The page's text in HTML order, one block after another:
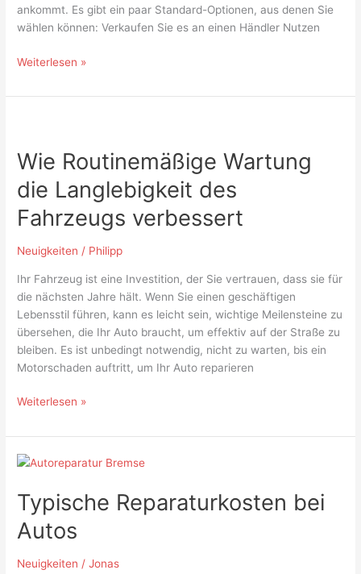
ankommt. Es gibt ein paar Standard-Optionen, aus denen Sie
wählen können: Verkaufen Sie es an einen Händler Nutzen
Weiterlesen »
Wie Routinemäßige Wartung
die Langlebigkeit des
Fahrzeugs verbessert
Neuigkeiten / Philipp
Ihr Fahrzeug ist eine Investition, der Sie vertrauen, dass sie für
die nächsten Jahre hält. Wenn Sie einen geschäftigen
Lebensstil führen, kann es leicht sein, wichtige Meilensteine zu
übersehen, die Ihr Auto braucht, um effektiv auf der Straße zu
bleiben. Es ist unbedingt notwendig, nicht zu warten, bis ein
Motorschaden auftritt, um Ihr Auto reparieren
Wartung
Langlebigkeit
des
Fahrzeugs
verbessert
Weiterlesen »
Typische Reparaturkosten bei
Autos
Neuigkeiten /Jonas
Typische
bei
Autos